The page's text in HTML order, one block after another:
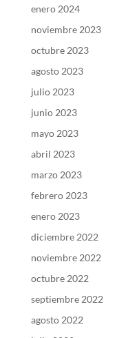
enero 2024
noviembre 2023
octubre 2023
agosto 2023
julio 2023
junio 2023
mayo 2023
abril 2023
marzo 2023
febrero 2023
enero 2023
diciembre 2022
noviembre 2022
octubre 2022
septiembre 2022
agosto 2022